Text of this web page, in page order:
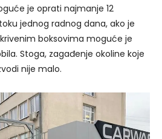
je oprati najmanje 12
jednog radnog dana, ako je
boksovima moguće je
Stoga, zagađenje okoline koje
nije malo.